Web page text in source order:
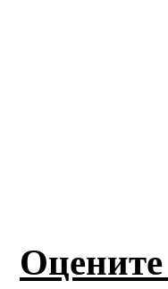
Оцените